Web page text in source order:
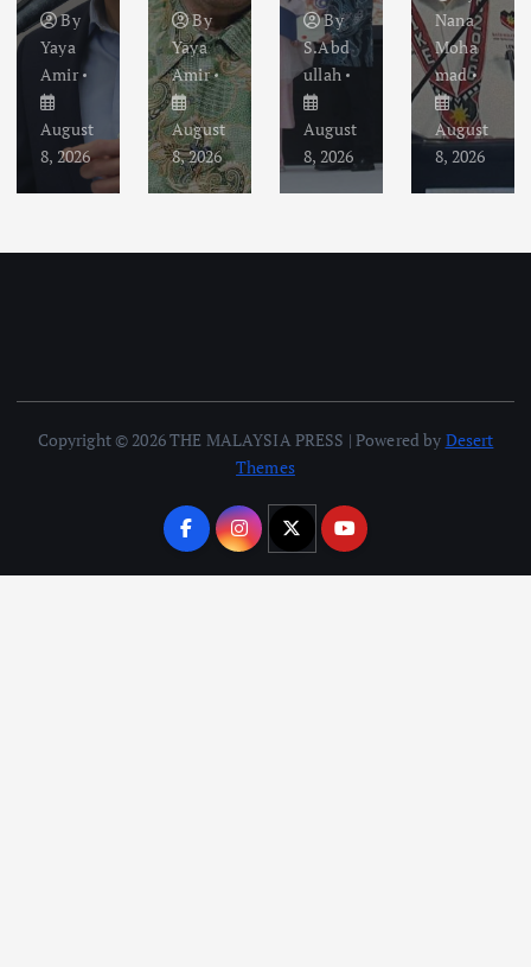
By
Yaya
Amir
August
8, 2026
By
Yaya
Amir
August
8, 2026
By
S.Abd
ullah
August
8, 2026
Nana
Moha
mad
August
8, 2026
Copyright © 2026 THE MALAYSIA PRESS | Powered by Desert
Themes